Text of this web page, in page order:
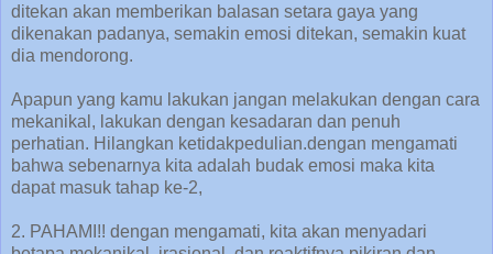
ditekan akan memberikan balasan setara gaya yang
dikenakan padanya, semakin emosi ditekan, semakin kuat
dia mendorong.
Apapun yang kamu lakukan jangan melakukan dengan cara
mekanikal, lakukan dengan kesadaran dan penuh
perhatian. Hilangkan ketidakpedulian.dengan mengamati
bahwa sebenarnya kita adalah budak emosi maka kita
dapat masuk tahap ke-2,
2. PAHAMI!! dengan mengamati, kita akan menyadari